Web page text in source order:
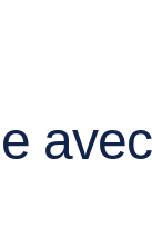
avec